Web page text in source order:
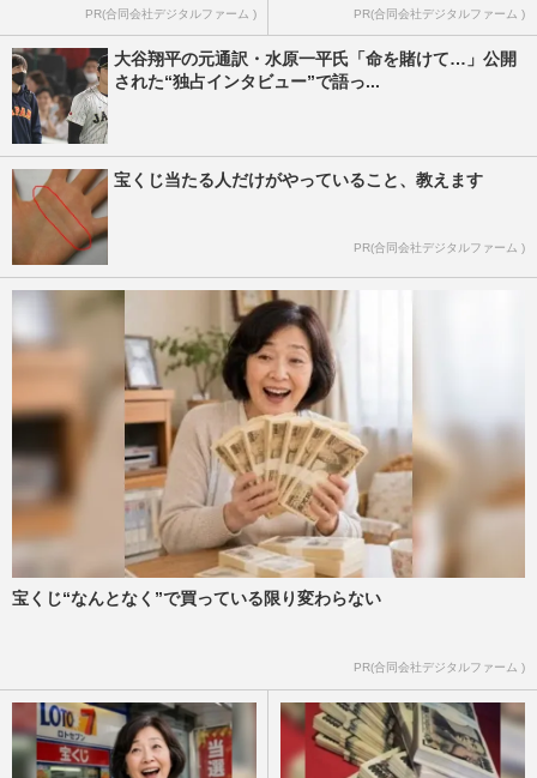
PR(合同会社デジタルファーム ) PR(合同会社デジタルファーム )
大谷翔平の元通訳・水原一平氏「命を賭けて…」公開
された“独占インタビュー”で語っ...
宝くじ当たる人だけがやっていること、教えます
PR(合同会社デジタルファーム )
宝くじ“なんとなく”で買っている限り変わらない
PR(合同会社デジタルファーム )